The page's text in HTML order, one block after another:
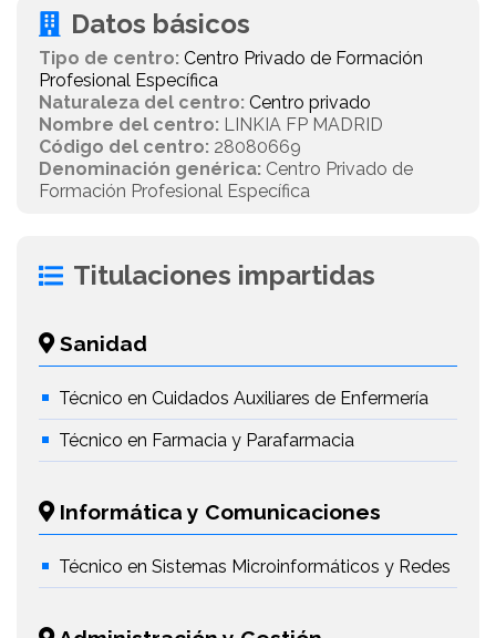
Datos básicos
Tipo de centro: Centro Privado de Formación
Profesional Específica
Naturaleza del centro: Centro privado
Nombre del centro: LINKIA FP MADRID
Código del centro: 28080669
Denominación genérica: Centro Privado de
Formación Profesional Específica
Titulaciones impartidas
Sanidad
Técnico en Cuidados Auxiliares de Enfermería
Técnico en Farmacia y Parafarmacia
Informática y Comunicaciones
Técnico en Sistemas Microinformáticos y Redes